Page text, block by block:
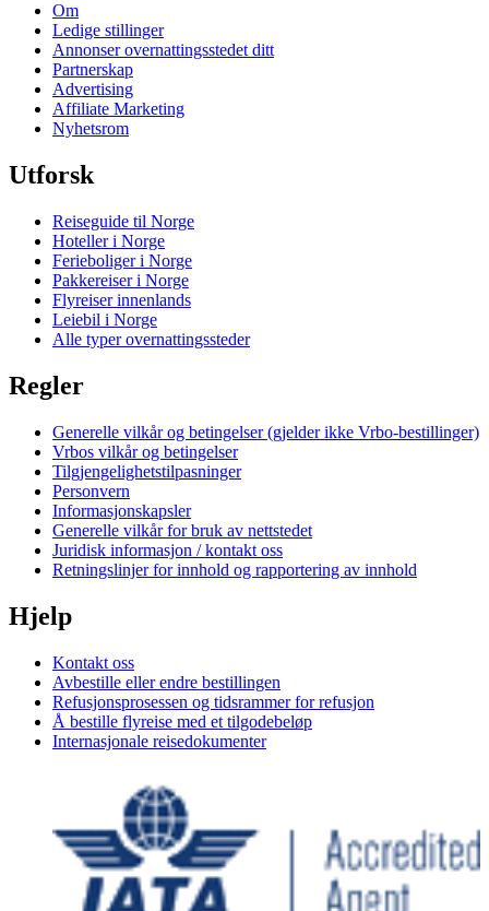
Om
Ledige stillinger
Annonser overnattingsstedet ditt
Partnerskap
Advertising
Affiliate Marketing
Nyhetsrom
Utforsk
Reiseguide til Norge
Hoteller i Norge
Ferieboliger i Norge
Pakkereiser i Norge
Flyreiser innenlands
Leiebil i Norge
Alle typer overnattingssteder
Regler
Generelle vilkår og betingelser (gjelder ikke Vrbo-bestillinger)
Vrbos vilkår og betingelser
Tilgjengelighetstilpasninger
Personvern
Informasjonskapsler
Generelle vilkår for bruk av nettstedet
Juridisk informasjon / kontakt oss
Retningslinjer for innhold og rapportering av innhold
Hjelp
Kontakt oss
Avbestille eller endre bestillingen
Refusjonsprosessen og tidsrammer for refusjon
Å bestille flyreise med et tilgodebeløp
Internasjonale reisedokumenter